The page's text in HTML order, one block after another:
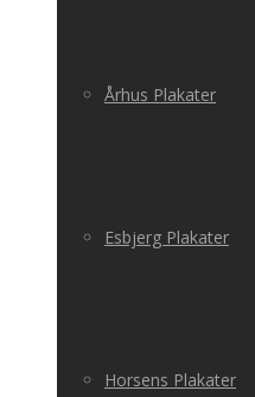
Århus Plakater
Esbjerg Plakater
Horsens Plakater